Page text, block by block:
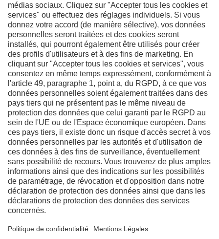
Contactez-nous pour
de plus amples
informations
Nous contacter
LinkedIn